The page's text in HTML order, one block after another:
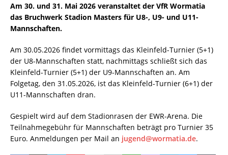
Am 30. und 31. Mai 2026 veranstaltet der VfR Wormatia
das Bruchwerk Stadion Masters für U8-, U9- und U11-
Mannschaften.
Am 30.05.2026 findet vormittags das Kleinfeld-Turnier (5+1)
der U8-Mannschaften statt, nachmittags schließt sich das
Kleinfeld-Turnier (5+1) der U9-Mannschaften an. Am
Folgetag, den 31.05.2026, ist das Kleinfeld-Turnier (6+1) der
U11-Mannschaften dran.
Gespielt wird auf dem Stadionrasen der EWR-Arena. Die
Teilnahmegebühr für Mannschaften beträgt pro Turnier 35
Euro. Anmeldungen per Mail an jugend@wormatia.de.